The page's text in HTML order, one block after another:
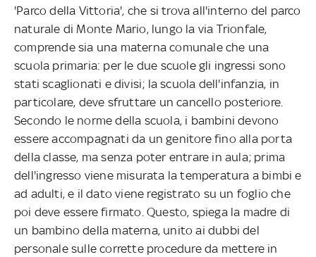
'Parco della Vittoria', che si trova all'interno del parco
naturale di Monte Mario, lungo la via Trionfale,
comprende sia una materna comunale che una
scuola primaria: per le due scuole gli ingressi sono
stati scaglionati e divisi; la scuola dell'infanzia, in
particolare, deve sfruttare un cancello posteriore.
Secondo le norme della scuola, i bambini devono
essere accompagnati da un genitore fino alla porta
della classe, ma senza poter entrare in aula; prima
dell'ingresso viene misurata la temperatura a bimbi e
ad adulti, e il dato viene registrato su un foglio che
poi deve essere firmato. Questo, spiega la madre di
un bambino della materna, unito ai dubbi del
personale sulle corrette procedure da mettere in